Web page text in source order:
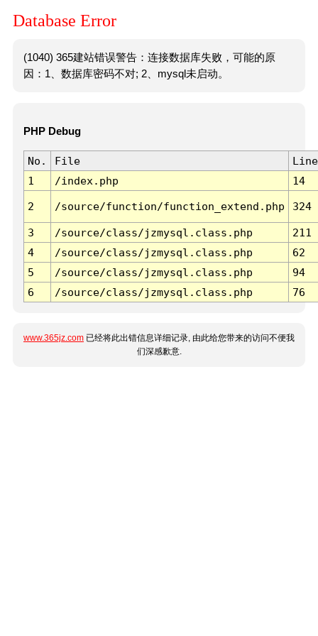
Database Error
(1040) 365建站错误警告：连接数据库失败，可能的原
因：1、数据库密码不对; 2、mysql未启动。
PHP Debug
No. File
Line
1
/index.php 14
2 /source/function/function_extend.php 324
3 /source/class/jzmysql.class.php
211
4
/source/class/jzmysql.class.php
62
5
/source/class/jzmysql.class.php
94
6
/source/class/jzmysql.class.php 76
www.365jz.com 已经将此出错信息详细记录, 由此给您带来的访问不便我
们深感歉意.